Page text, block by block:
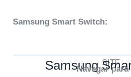
Samsung Smart Switch:
SITE
SamsungNavegar para